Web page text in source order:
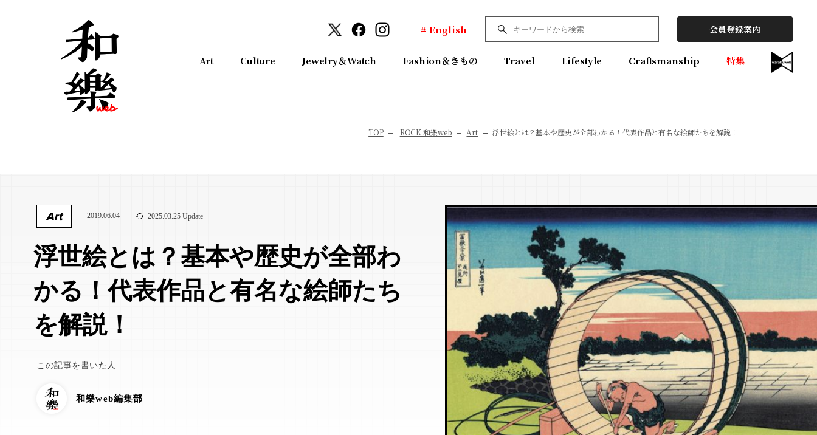
# English 会員登録案内
Art Culture Jewelry＆Watch Fashion＆きもの Travel Lifestyle Craftsmanship 特集
TOP ROCK 和樂web Art 浮世絵とは？基本や歴史が全部わかる！代表作品と有名な絵師たちを解説！
Art 2019.06.04 2025.03.25 Update
浮世絵とは？基本や歴史が全部わ
かる！代表作品と有名な絵師たち
を解説！
この記事を書いた人
和樂web編集部